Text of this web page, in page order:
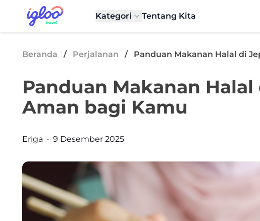
Skip to content
Igloo Blog
Kategori
Tentang Kita
Beranda / Perjalanan / Panduan Makanan Halal di
Panduan Makanan
Aman bagi Kamu
Posted by
Eriga · 9 Desember 2025